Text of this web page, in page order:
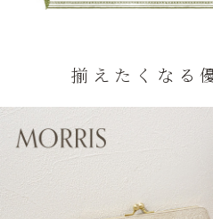
揃えたくなる